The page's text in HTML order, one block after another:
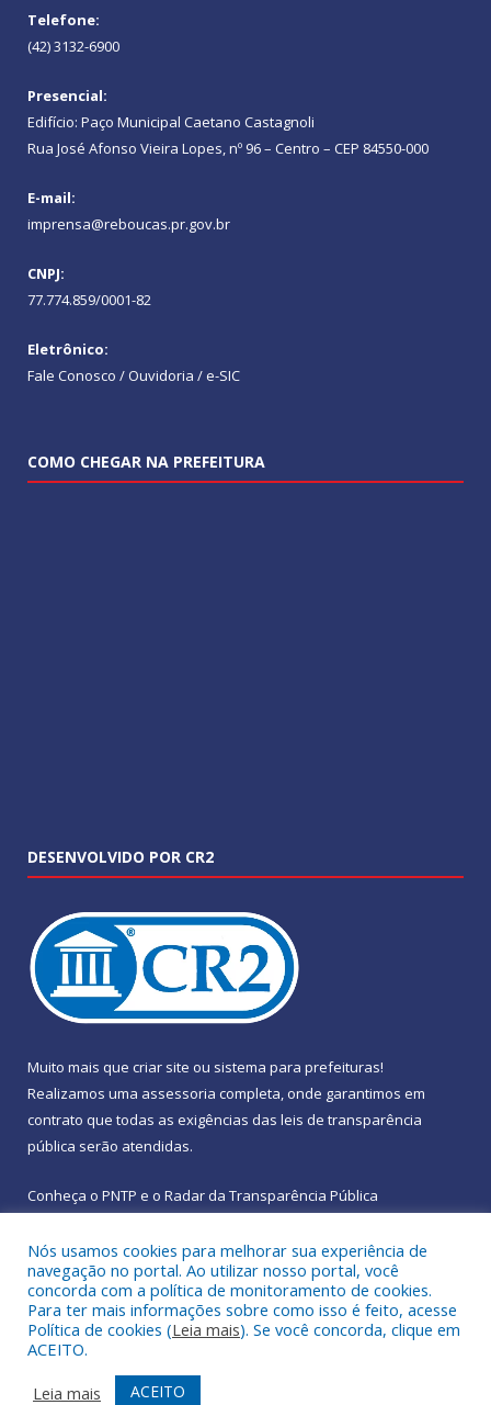
Telefone:
(42) 3132-6900
Presencial:
Edifício: Paço Municipal Caetano Castagnoli
Rua José Afonso Vieira Lopes, nº 96 – Centro – CEP 84550-000
E-mail:
imprensa@reboucas.pr.gov.br
CNPJ:
77.774.859/0001-82
Eletrônico:
Fale Conosco / Ouvidoria / e-SIC
COMO CHEGAR NA PREFEITURA
DESENVOLVIDO POR CR2
Muito mais que criar site ou sistema para prefeituras!
Realizamos uma assessoria completa, onde garantimos em
contrato que todas as exigências das leis de transparência
pública serão atendidas.
Conheça o PNTP e o Radar da Transparência Pública
Todos os direitos reservados a Prefeitura Municipal de
Rebouças.
Acessar Área Administrativa
Nós usamos cookies para melhorar sua experiência de
navegação no portal. Ao utilizar nosso portal, você
concorda com a política de monitoramento de cookies.
Para ter mais informações sobre como isso é feito, acesse
Política de cookies (Leia mais). Se você concorda, clique em
ACEITO.
Leia mais
ACEITO